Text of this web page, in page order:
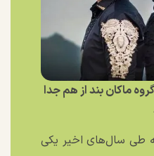
ماکان بند از هم جدا
طی سال‌های اخیر یکی